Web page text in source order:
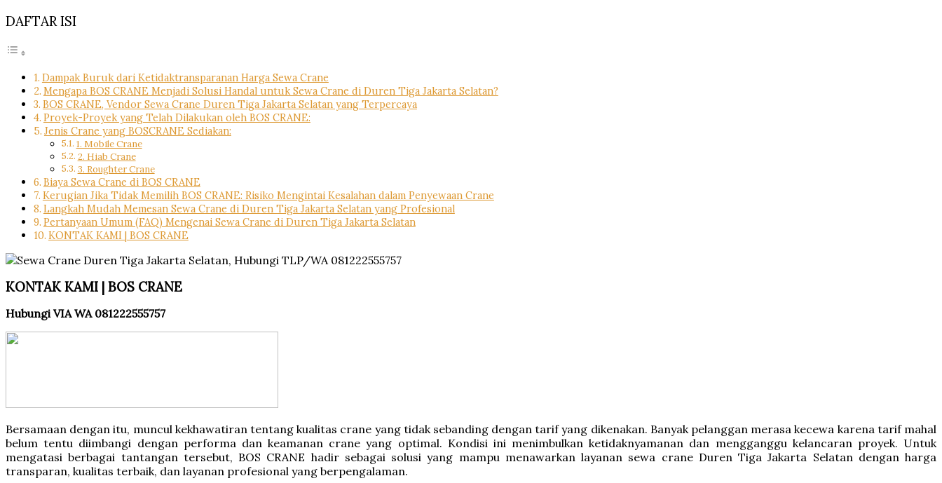
DAFTAR ISI
Dampak Buruk dari Ketidaktransparanan Harga Sewa Crane
Mengapa BOS CRANE Menjadi Solusi Handal untuk Sewa Crane di Duren Tiga Jakarta Selatan?
BOS CRANE, Vendor Sewa Crane Duren Tiga Jakarta Selatan yang Terpercaya
Proyek-Proyek yang Telah Dilakukan oleh BOS CRANE:
Jenis Crane yang BOSCRANE Sediakan:
1. Mobile Crane
2. Hiab Crane
3. Roughter Crane
Biaya Sewa Crane di BOS CRANE
Kerugian Jika Tidak Memilih BOS CRANE: Risiko Mengintai Kesalahan dalam Penyewaan Crane
Langkah Mudah Memesan Sewa Crane di Duren Tiga Jakarta Selatan yang Profesional
Pertanyaan Umum (FAQ) Mengenai Sewa Crane di Duren Tiga Jakarta Selatan
KONTAK KAMI | BOS CRANE
KONTAK KAMI | BOS CRANE
Hubungi VIA WA 081222555757
Bersamaan dengan itu, muncul kekhawatiran tentang kualitas crane yang tidak sebanding dengan tarif yang dikenakan. Banyak pelanggan merasa kecewa karena tarif mahal
belum tentu diimbangi dengan performa dan keamanan crane yang optimal. Kondisi ini menimbulkan ketidaknyamanan dan mengganggu kelancaran proyek. Untuk
mengatasi berbagai tantangan tersebut, BOS CRANE hadir sebagai solusi yang mampu menawarkan layanan sewa crane Duren Tiga Jakarta Selatan dengan harga
transparan, kualitas terbaik, dan layanan profesional yang berpengalaman.